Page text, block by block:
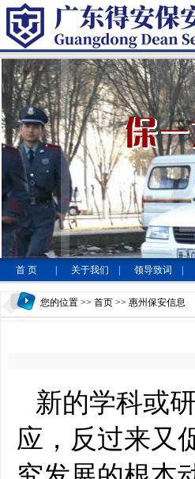
首 页 关于我们 领导致词
您的位置 >> 首页 >> 惠州保安信息
新的学科或
应，反过来又